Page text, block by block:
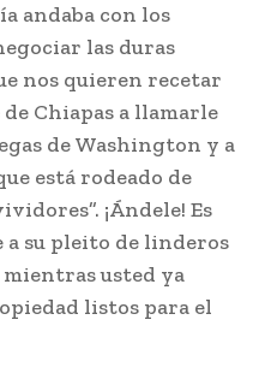
andaba con los
las duras
nos quieren recetar
Chiapas a llamarle
de Washington y a
está rodeado de
¡Ándele! Es
a su pleito de linderos
usted ya
listos para el